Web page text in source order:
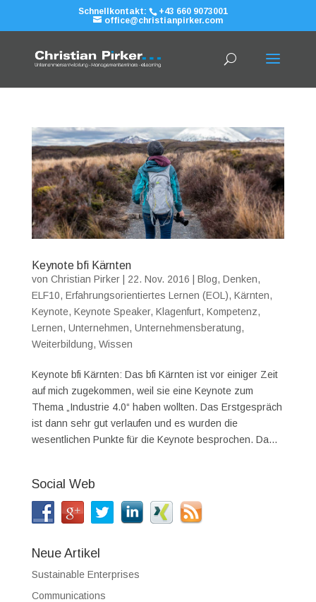
Schnellkontakt:
+43 660 9073001
office@christianpirker.com
Keynote bfi Kärnten
von Christian Pirker| 22. Nov. 2016 Blog, Denken,
ELF10, Erfahrungsorientiertes Lernen (EOL), Kärnten,
Keynote, Keynote Speaker, Klagenfurt, Kompetenz,
Lernen, Unternehmen, Unternehmensberatung,
Weiterbildung, Wissen
Keynote bfi Kärnten: Das bfi Kärnten ist vor einiger Zeit
auf mich zugekommen, weil sie eine Keynote zum
Thema „Industrie 4.0“ haben wollten. Das Erstgespräch
ist dann sehr gut verlaufen und es wurden die
wesentlichen Punkte für die Keynote besprochen. Da...
Social Web
Neue Artikel
Sustainable Enterprises
Communications